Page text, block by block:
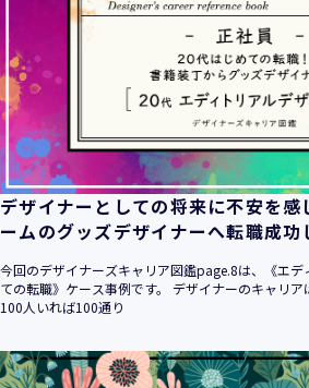
デザイナーとしての将来に不安を
ームのグッズデザイナーへ転職成功
今回のデザイナーズキャリア図鑑page.8は、《エ
ての転職》ケース事例です。 デザイナーのキャリア
100人いれば100通り